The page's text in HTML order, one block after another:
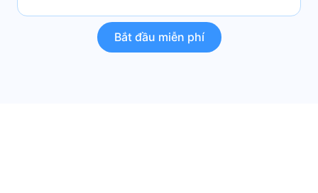
Bắt đầu miễn phí